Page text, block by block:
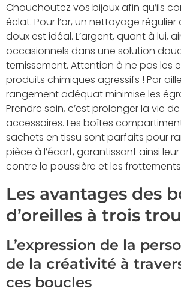
Chouchoutez vos bijoux afin qu’ils
éclat. Pour l’or, un nettoyage
doux est idéal. L’argent, quant à lui,
occasionnels dans une solution
ternissement. Attention à ne pas les
produits chimiques agressifs ! Par
rangement adéquat minimise les
Prendre soin, c’est prolonger la vie
accessoires. Les boîtes
sachets en tissu sont parfaits pour
pièce à l’écart, garantissant ainsi
contre la poussière et les
Les avantages des
d’oreilles à trois
L’expression de la
de la créativité à
ces boucles